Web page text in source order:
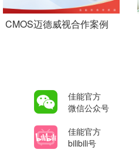
CMOS迈德威视合作案例
佳能官方
微信公众号
佳能官方
bilibili号